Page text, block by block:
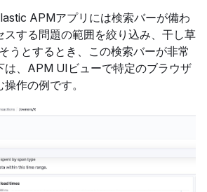
APMアプリには検索バーが備わ
スする問題の範囲を絞り込み、干し草
うとするとき、この検索バーが非常
は、APM UIビューで特定のブラウザ
作の例です。